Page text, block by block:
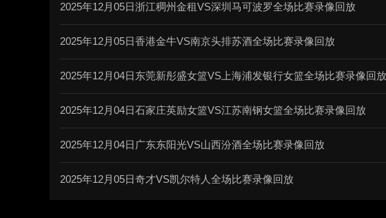
2025年12月05日浙江稠州金租VS深圳马可波罗全场比赛录像回放
2025年12月05日香港金牛VS南京头排苏酒全场比赛录像回放
2025年12月04日东莞新彤盛女篮VS上海浦发银行女篮全场比赛录像回放
2025年12月04日石家庄英励女篮VS江苏南钢女篮全场比赛录像回放
2025年12月04日广东东阳光VS山西汾酒全场比赛录像回放
2025年12月05日奇才VS凯尔特人全场比赛录像回放